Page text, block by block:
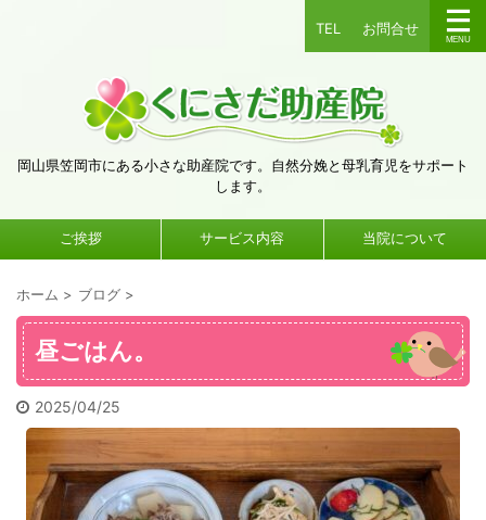
TEL お問合せ
岡山県笠岡市にある小さな助産院です。自然分娩と母乳育児をサポート
します。
ご挨拶 サービス内容 当院について
ホーム > ブログ >
昼ごはん。
2025/04/25